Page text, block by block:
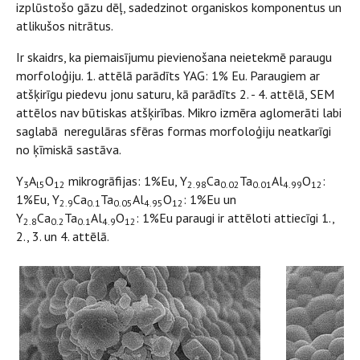
izplūstošo gāzu dēļ, sadedzinot organiskos komponentus un
atlikušos nitrātus.
Ir skaidrs, ka piemaisījumu pievienošana neietekmē paraugu
morfoloģiju. 1. attēlā parādīts YAG: 1% Eu. Paraugiem ar
atšķirīgu piedevu jonu saturu, kā parādīts 2. - 4. attēlā, SEM
attēlos nav būtiskas atšķirības. Mikro izmēra aglomerāti labi
saglabā neregulāras sfēras formas morfoloģiju neatkarīgi
no ķīmiskā sastāva.
Y3Al5O12 mikrogrāfijas: 1%Eu, Y2.98Ca0.02 Ta0.01 Al4.99O12 :
1%Eu, Y2.9Ca0.1 Ta0.05Al4.95O12 : 1%Eu un
Y2.8Ca0.2 Ta0.1 Al4.9O12 : 1%Eu paraugi ir attēloti attiecīgi 1.,
2., 3. un 4. attēlā.